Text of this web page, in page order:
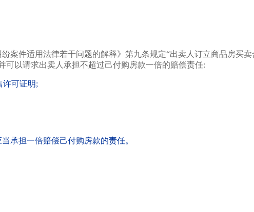
件适用法律若干问题的解释》第九条规定“出卖人订立商品房买
以请求出卖人承担不超过己付购房款一倍的赔偿责任:
许可证明;
承担一倍赔偿己付购房款的责任。